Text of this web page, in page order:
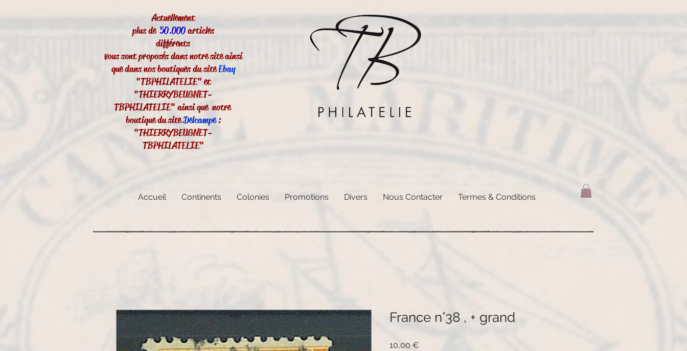
Actuellement
plus de50.000articles
différents
vous sont proposés dans notre site ainsi
que dans nos boutiques du siteEbay
"TBPHILATELIE" et
"THIERRYBEUGNET-
TBPHILATELIE" ainsi que notre
boutique du siteDelcampe:
"THIERRYBEUGNET-
TBPHILATELIE"
Accueil Continents Colonies Promotions Divers Nous Contacter Termes & Conditions
France n°38 , + grand
10,00 €